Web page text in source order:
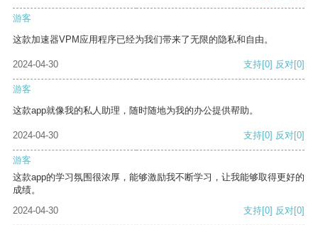
游客
这款加速器VPM应用程序已经为我们带来了无限的隐私和自由。
2024-04-30 支持[0] 反对[0]
游客
这款app就像我的私人助理，随时随地为我的办公提供帮助。
2024-04-30 支持[0] 反对[0]
游客
这款app的学习氛围很浓厚，能够激励我不断学习，让我能够取得更好的
成绩。
2024-04-30
支持[0] 反对[0]